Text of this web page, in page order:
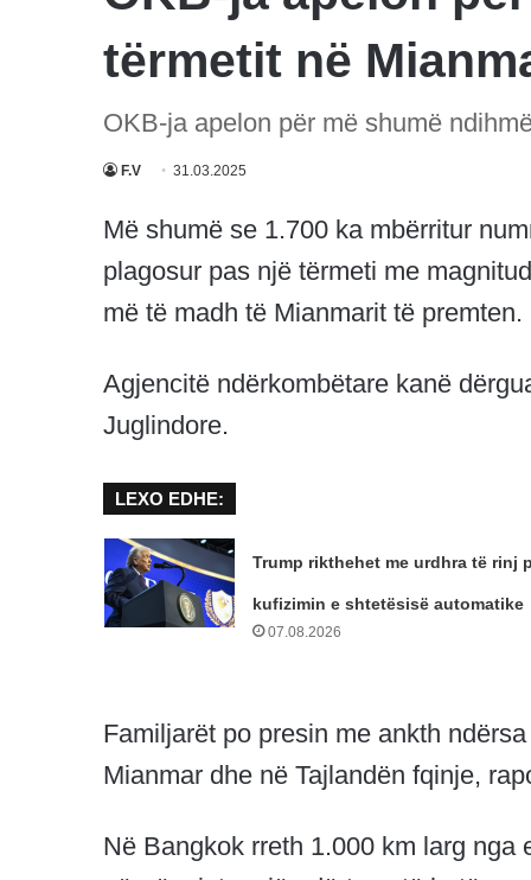
tërmetit në
OKB-ja apelon për më shumë
F.V 31.03.2025
Më shumë se 1.700 ka mbërritur
plagosur pas një tërmeti me
më të madh të Mianmarit të premten.
Agjencitë ndërkombëtare kanë
Juglindore.
LEXO EDHE:
Trump rikthehet me urdhra të rinj
kufizimin e shtetësisë automatike
07.08.2026
Familjarët po presin me ankth
Mianmar dhe në Tajlandën fqinje,
Në Bangkok rreth 1.000 km larg nga